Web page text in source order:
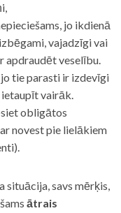
jo ikdienā
vajadzīgi vai
apdraudēt veselību.
jo tie parasti ir izdevīgi
vairāk.
obligātos
novest pie lielākiem
situācija, savs mērķis,
ātrais